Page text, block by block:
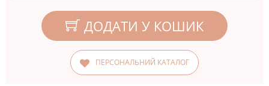
ДОДАТИ У КОШИК
ПЕРСОНАЛЬНИЙ КАТАЛОГ